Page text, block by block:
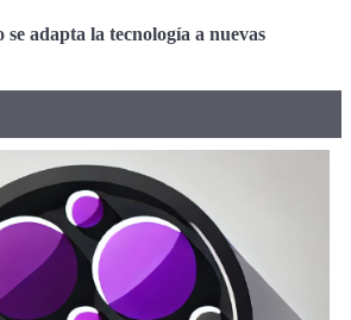
se adapta la tecnología a nuevas